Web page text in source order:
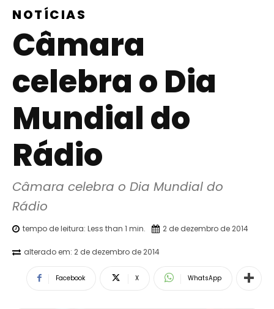
NOTÍCIAS
Câmara
celebra o Dia
Mundial do
Rádio
Câmara celebra o Dia Mundial do
Rádio
tempo de leitura: Less than 1 min. 2 de dezembro de 2014
alterado em: 2 de dezembro de 2014
Facebook X WhatsApp